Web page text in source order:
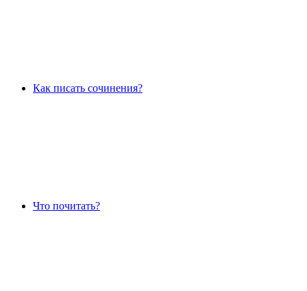
Как писать сочинения?
Что почитать?